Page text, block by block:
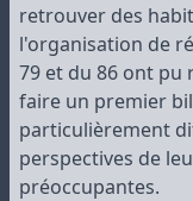
retrouver des
l'organisation de
79 et du 86 ont pu
faire un premier
particulièrement
perspectives de
préoccupantes.